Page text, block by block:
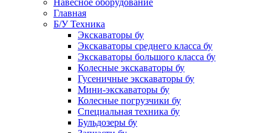
Навесное оборудование
Главная
Б/У Техника
Экскаваторы бу
Экскаваторы среднего класса бу
Экскаваторы большого класса бу
Колесные экскаваторы бу
Гусеничные экскаваторы бу
Мини-экскаваторы бу
Колесные погрузчики бу
Специальная техника бу
Бульдозеры бу